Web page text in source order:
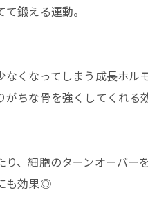
鍛える運動。
なくなってしまう成長ホル
ちな骨を強くしてくれる
り、細胞のターンオーバー
も効果◎